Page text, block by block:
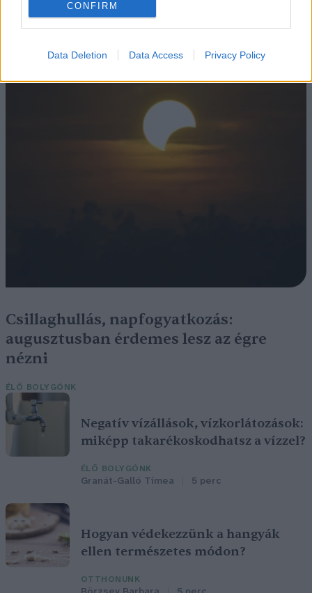
CONFIRM
Data Deletion Data Access Privacy Policy
Csillaghullás, napfogyatkozás:
augusztusban érdemes lesz az égre
nézni
ÉLŐ BOLYGÓNK
Negatív vízállások, vízkorlátozások:
miképp takarékoskodhatsz a vízzel?
ÉLŐ BOLYGÓNK
Granát-Galló Tímea 5 perc
Hogyan védekezzünk a hangyák
ellen természetes módon?
OTTHONUNK